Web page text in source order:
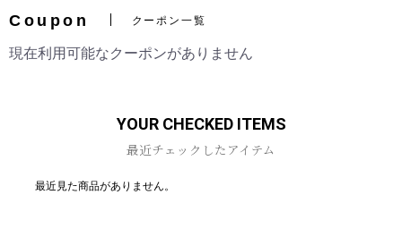
Coupon クーポン一覧
現在利用可能なクーポンがありません
YOUR CHECKED ITEMS
最近チェックしたアイテム
最近見た商品がありません。